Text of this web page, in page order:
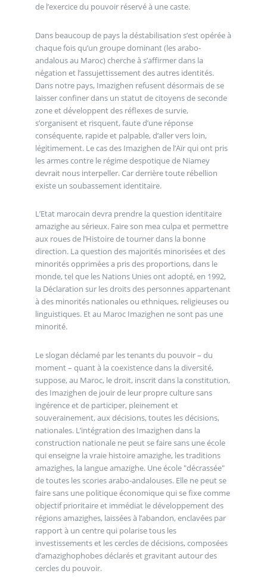
de l’exercice du pouvoir réservé à une caste.
Dans beaucoup de pays la déstabilisation s’est opérée à
chaque fois qu’un groupe dominant (les arabo-
andalous au Maroc) cherche à s’affirmer dans la
négation et l’assujettissement des autres identités.
Dans notre pays, Imazighen refusent désormais de se
laisser confiner dans un statut de citoyens de seconde
zone et développent des réflexes de survie,
s’organisent et risquent, faute d’une réponse
conséquente, rapide et palpable, d’aller vers loin,
légitimement. Le cas des Imazighen de l’Aïr qui ont pris
les armes contre le régime despotique de Niamey
devrait nous interpeller. Car derrière toute rébellion
existe un soubassement identitaire.
L’Etat marocain devra prendre la question identitaire
amazighe au sérieux. Faire son mea culpa et permettre
aux roues de l’Histoire de tourner dans la bonne
direction. La question des majorités minorisées et des
minorités opprimées a pris des proportions, dans le
monde, tel que les Nations Unies ont adopté, en 1992,
la Déclaration sur les droits des personnes appartenant
à des minorités nationales ou ethniques, religieuses ou
linguistiques. Et au Maroc Imazighen ne sont pas une
minorité.
Le slogan déclamé par les tenants du pouvoir – du
moment – quant à la coexistence dans la diversité,
suppose, au Maroc, le droit, inscrit dans la constitution,
des Imazighen de jouir de leur propre culture sans
ingérence et de participer, pleinement et
souverainement, aux décisions, toutes les décisions,
nationales. L’intégration des Imazighen dans la
construction nationale ne peut se faire sans une école
qui enseigne la vraie histoire amazighe, les traditions
amazighes, la langue amazighe. Une école "décrassée"
de toutes les scories arabo-andalouses. Elle ne peut se
faire sans une politique économique qui se fixe comme
objectif prioritaire et immédiat le développement des
régions amazighes, laissées à l’abandon, enclavées par
rapport à un centre qui polarise tous les
investissements et les cercles de décisions, composées
d’amazighophobes déclarés et gravitant autour des
cercles du pouvoir.